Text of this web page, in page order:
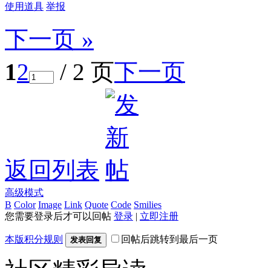
使用道具 举报
下一页 »
12 / 2 页下一页
返回列表
高级模式
B Color Image Link Quote Code Smilies
您需要登录后才可以回帖 登录 | 立即注册
本版积分规则 发表回复 回帖后跳转到最后一页